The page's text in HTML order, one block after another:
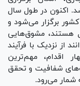
اکنون در طول سال
برگزار می‌شود و
هستند، مشوق‌هایی
از نزدیک با فرآیند
اقدام، مهم‌ترین
شفافیت و تحقق
شمار می‌رود.